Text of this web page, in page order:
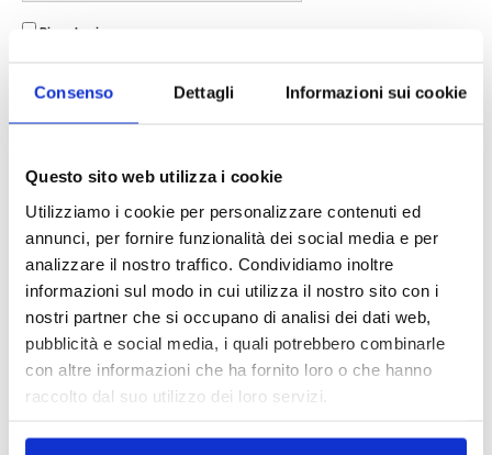
Consenso Dettagli Informazioni sui cookie
Questo sito web utilizza i cookie
Utilizziamo i cookie per personalizzare contenuti ed
annunci, per fornire funzionalità dei social media e per
analizzare il nostro traffico. Condividiamo inoltre
informazioni sul modo in cui utilizza il nostro sito con i
nostri partner che si occupano di analisi dei dati web,
pubblicità e social media, i quali potrebbero combinarle
con altre informazioni che ha fornito loro o che hanno
raccolto dal suo utilizzo dei loro servizi.
Ricordami
Hai dimenticato la Password?
Abbonati
giurisprudenza